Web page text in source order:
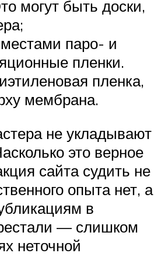
могут быть доски,
паро- и
пленки.
пленка,
мембрана.
не укладывают
это верное
сайта судить не
опыта нет, а
в
— слишком
неточной